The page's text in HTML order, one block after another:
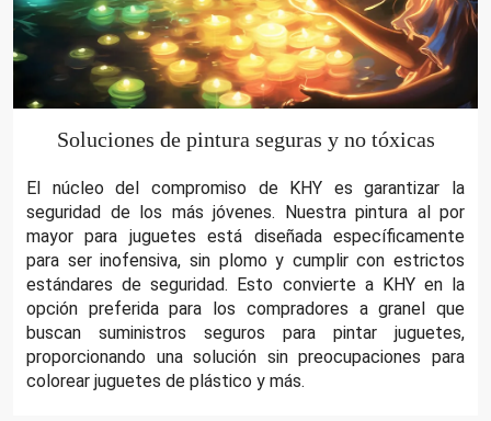
Soluciones de pintura seguras y no tóxicas
El núcleo del compromiso de KHY es garantizar la
seguridad de los más jóvenes. Nuestra pintura al por
mayor para juguetes está diseñada específicamente
para ser inofensiva, sin plomo y cumplir con estrictos
estándares de seguridad. Esto convierte a KHY en la
opción preferida para los compradores a granel que
buscan suministros seguros para pintar juguetes,
proporcionando una solución sin preocupaciones para
colorear juguetes de plástico y más.